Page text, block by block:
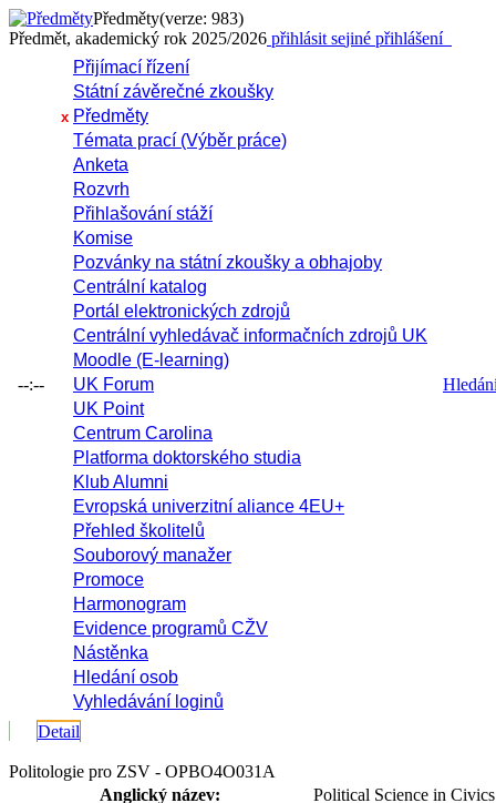
Předměty(verze: 983)
Předmět, akademický rok 2025/2026 přihlásit sejiné přihlášení
--:--
Přijímací řízení
Státní závěrečné zkoušky
x Předměty
Témata prací (Výběr práce)
Anketa
Rozvrh
Přihlašování stáží
Komise
Pozvánky na státní zkoušky a obhajoby
Centrální katalog
Portál elektronických zdrojů
Centrální vyhledávač informačních zdrojů UK
Moodle (E-learning)
UK Forum
UK Point
Centrum Carolina
Platforma doktorského studia
Klub Alumni
Evropská univerzitní aliance 4EU+
Přehled školitelů
Souborový manažer
Promoce
Harmonogram
Evidence programů CŽV
Nástěnka
Hledání osob
Vyhledávání loginů
Detail
Politologie pro ZSV - OPBO4O031A
Anglický název:
Political Science in Civics